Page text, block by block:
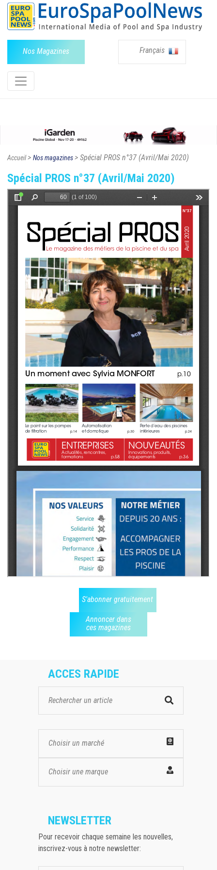
Nos Magazines Français
Accueil> Nos magazines> Spécial PROS n°37 (Avril/Mai 2020)
Spécial PROS n°37 (Avril/Mai 2020)
S'abonner gratuitement
Annoncer dans
ces magazines
ACCES RAPIDE
Choisir un marché
Choisir une marque
NEWSLETTER
Pour recevoir chaque semaine les nouvelles,
inscrivez-vous à notre newsletter: